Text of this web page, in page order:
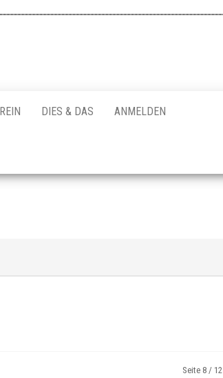
DIES & DAS ANMELDEN
Seite 8 / 12